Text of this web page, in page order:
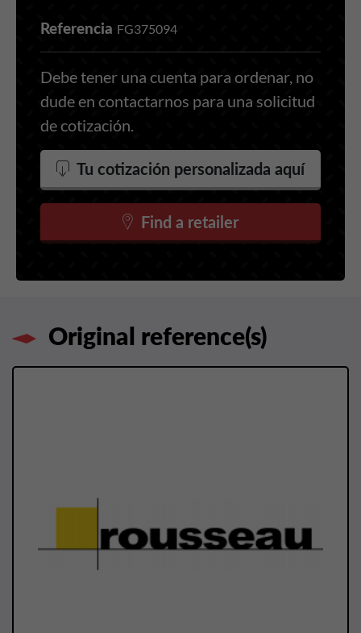
Referencia FG375094
Debe tener una cuenta para ordenar, no
dude en contactarnos para una solicitud
de cotización.
Tu cotización personalizada aquí
Find a retailer
Original reference(s)